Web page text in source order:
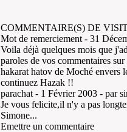
COMMENTAIRE(S) DE
Mot de remerciement - 31
Voila déjà quelques mois que
paroles de vos commentaires
hakarat hatov de Moché envers
continuez Hazak !!
parachat - 1 Février 2003 - par
Je vous felicite,il n'y a pas
Simone...
Emettre un commentaire